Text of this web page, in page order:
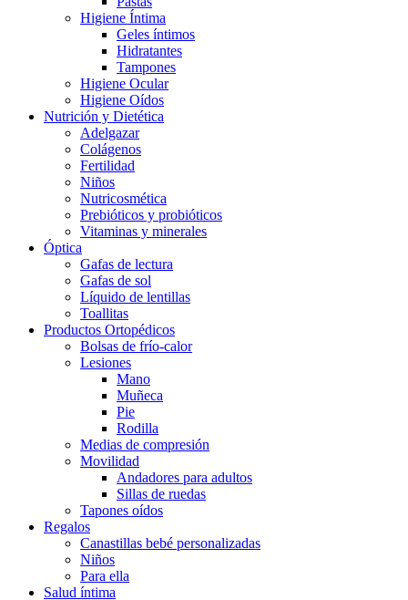
Higiene Íntima
Geles íntimos
Hidratantes
Tampones
Higiene Ocular
Higiene Oídos
Nutrición y Dietética
Adelgazar
Colágenos
Fertilidad
Niños
Nutricosmética
Prebióticos y probióticos
Vitaminas y minerales
Óptica
Gafas de lectura
Gafas de sol
Líquido de lentillas
Toallitas
Productos Ortopédicos
Bolsas de frío-calor
Lesiones
Mano
Muñeca
Pie
Rodilla
Medias de compresión
Movilidad
Andadores para adultos
Sillas de ruedas
Tapones oídos
Regalos
Canastillas bebé personalizadas
Niños
Para ella
Salud íntima